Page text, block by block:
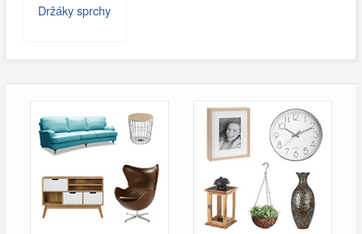
Držáky sprchy